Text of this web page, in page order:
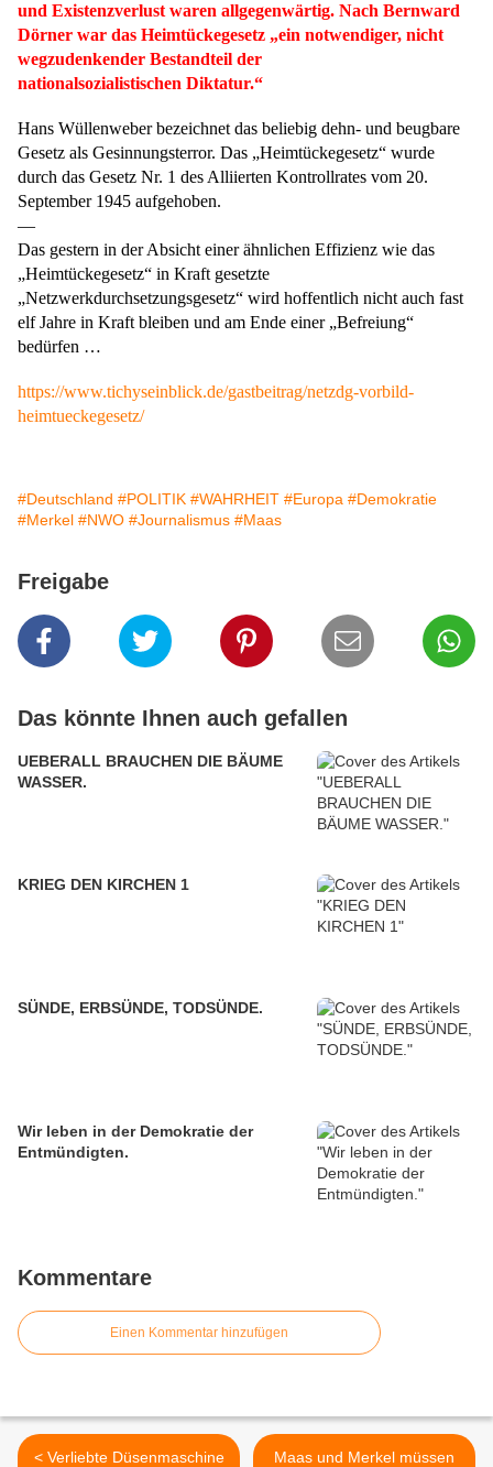
und Existenzverlust waren allgegenwärtig. Nach Bernward
Dörner war das Heimtückegesetz „ein notwendiger, nicht
wegzudenkender Bestandteil der
nationalsozialistischen Diktatur.“
Hans Wüllenweber bezeichnet das beliebig dehn- und beugbare
Gesetz als Gesinnungsterror. Das „Heimtückegesetz“ wurde
durch das Gesetz Nr. 1 des Alliierten Kontrollrates vom 20.
September 1945 aufgehoben.
—
Das gestern in der Absicht einer ähnlichen Effizienz wie das
„Heimtückegesetz“ in Kraft gesetzte
„Netzwerkdurchsetzungsgesetz“ wird hoffentlich nicht auch fast
elf Jahre in Kraft bleiben und am Ende einer „Befreiung“
bedürfen …
https://www.tichyseinblick.de/gastbeitrag/netzdg-vorbild-
heimtueckegesetz/
#Deutschland #POLITIK #WAHRHEIT #Europa #Demokratie
#Merkel #NWO #Journalismus #Maas
Freigabe
Das könnte Ihnen auch gefallen
UEBERALL BRAUCHEN DIE BÄUME
WASSER.
KRIEG DEN KIRCHEN 1
SÜNDE, ERBSÜNDE, TODSÜNDE.
Wir leben in der Demokratie der
Entmündigten.
Kommentare
Einen Kommentar hinzufügen
< Verliebte Düsenmaschine Maas und Merkel müssen